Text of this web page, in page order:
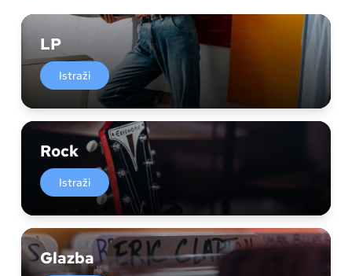
LP
Istraži
Rock
Istraži
Glazba